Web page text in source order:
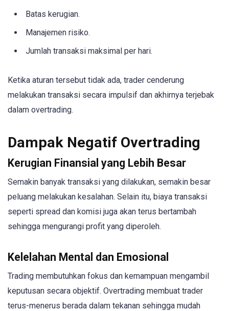
Batas kerugian.
Manajemen risiko.
Jumlah transaksi maksimal per hari.
Ketika aturan tersebut tidak ada, trader cenderung
melakukan transaksi secara impulsif dan akhirnya terjebak
dalam overtrading.
Dampak Negatif Overtrading
Kerugian Finansial yang Lebih Besar
Semakin banyak transaksi yang dilakukan, semakin besar
peluang melakukan kesalahan. Selain itu, biaya transaksi
seperti spread dan komisi juga akan terus bertambah
sehingga mengurangi profit yang diperoleh.
Kelelahan Mental dan Emosional
Trading membutuhkan fokus dan kemampuan mengambil
keputusan secara objektif. Overtrading membuat trader
terus-menerus berada dalam tekanan sehingga mudah